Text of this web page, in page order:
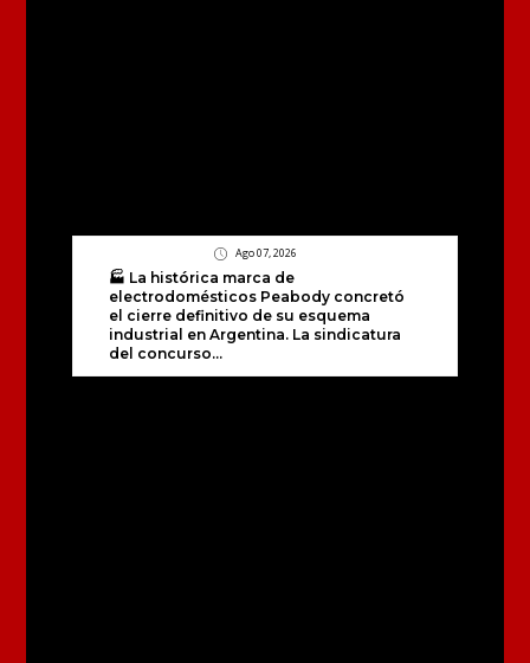
Ago 07, 2026
🏭 La histórica marca de
electrodomésticos Peabody concretó
el cierre definitivo de su esquema
industrial en Argentina. La sindicatura
del concurso...